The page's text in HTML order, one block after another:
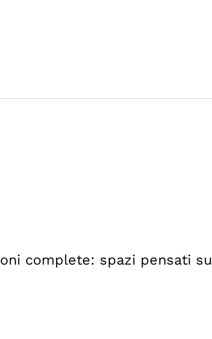
complete: spazi pensati su